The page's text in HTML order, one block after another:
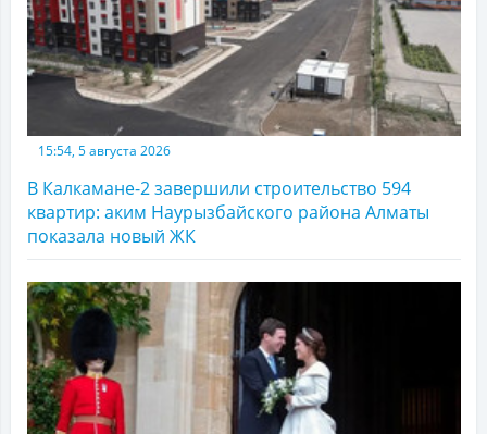
15:54, 5 августа 2026
В Калкамане-2 завершили строительство 594
квартир: аким Наурызбайского района Алматы
показала новый ЖК